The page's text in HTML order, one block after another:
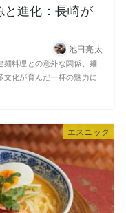
進化：長崎が
池田亮太
麺料理との意外な関係、麺
化が育んだ一杯の魅力に
エスニック